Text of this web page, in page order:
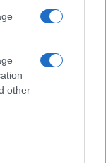
other
τρισάγιο – Λαϊκό